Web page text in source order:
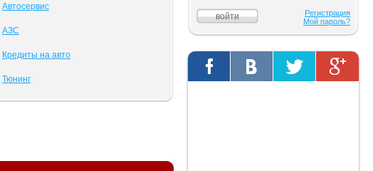
Автосервис
АЗС
Кредиты на авто
Тюнинг
Регистрация
Мой пароль?